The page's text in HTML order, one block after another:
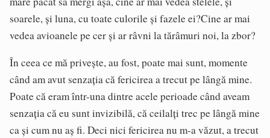
soarele, și luna, cu toate culorile și fazele ei?Cine ar mai
vedea avioanele pe cer și ar râvni la tărâmuri noi, la zbor?
În ceea ce mă privește, au fost, poate mai sunt, momente
când am avut senzația că fericirea a trecut pe lângă mine.
Poate că eram într-una dintre acele perioade când aveam
senzația că eu sunt invizibilă, că ceilalți trec pe lângă mine
ca și cum nu aș fi. Deci nici fericirea nu m-a văzut, a trecut